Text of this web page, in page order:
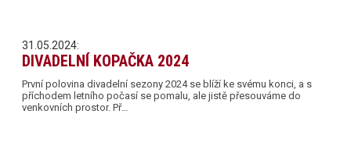
31.05.2024:
DIVADELNÍ KOPAČKA 2024
První polovina divadelní sezony 2024 se blíží ke svému konci, a s
příchodem letního počasí se pomalu, ale jistě přesouváme do
venkovních prostor. Př…